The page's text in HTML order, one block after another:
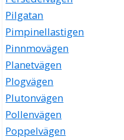
Pilgatan
Pimpinellastigen
Pinnmovägen
Planetvägen
Plogvägen
Plutonvägen
Pollenvägen
Poppelvägen